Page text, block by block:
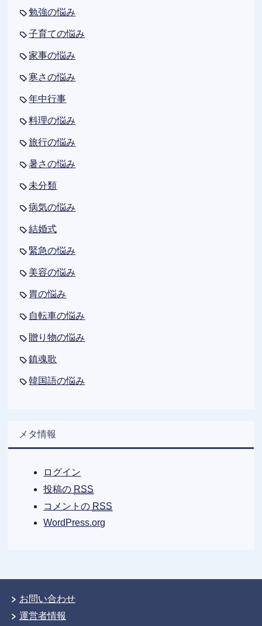
勉強の悩み
子育ての悩み
家事の悩み
寒さの悩み
年中行事
料理の悩み
旅行の悩み
暑さの悩み
未分類
病気の悩み
結婚式
緊急の悩み
美容の悩み
胃の悩み
自転車の悩み
贈り物の悩み
鎮魂歌
韓国語の悩み
メタ情報
ログイン
投稿の RSS
コメントの RSS
WordPress.org
お問い合わせ
運営者情報